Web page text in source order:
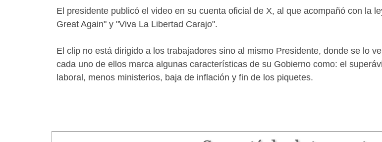
El presidente publicó el video en su cuenta oficial de X, al que acompañó con la
Great Again" y "Viva La Libertad Carajo".
El clip no está dirigido a los trabajadores sino al mismo Presidente, donde se lo
cada uno de ellos marca algunas características de su Gobierno como: el
laboral, menos ministerios, baja de inflación y fin de los piquetes.